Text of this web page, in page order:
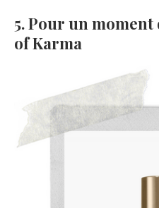
5. Pour un moment
of Karma